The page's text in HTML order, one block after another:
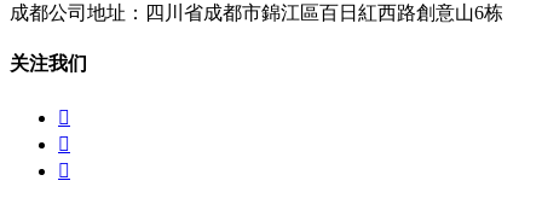
成都公司地址：四川省成都市錦江區百日紅西路創意山6栋
关注我们


